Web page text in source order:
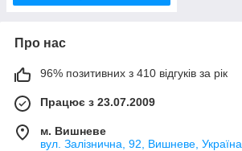
Про нас
96% позитивних з 410 відгуків за рік
Працює з 23.07.2009
м. Вишневе
вул. Залізнична, 92, Вишневе, Україна